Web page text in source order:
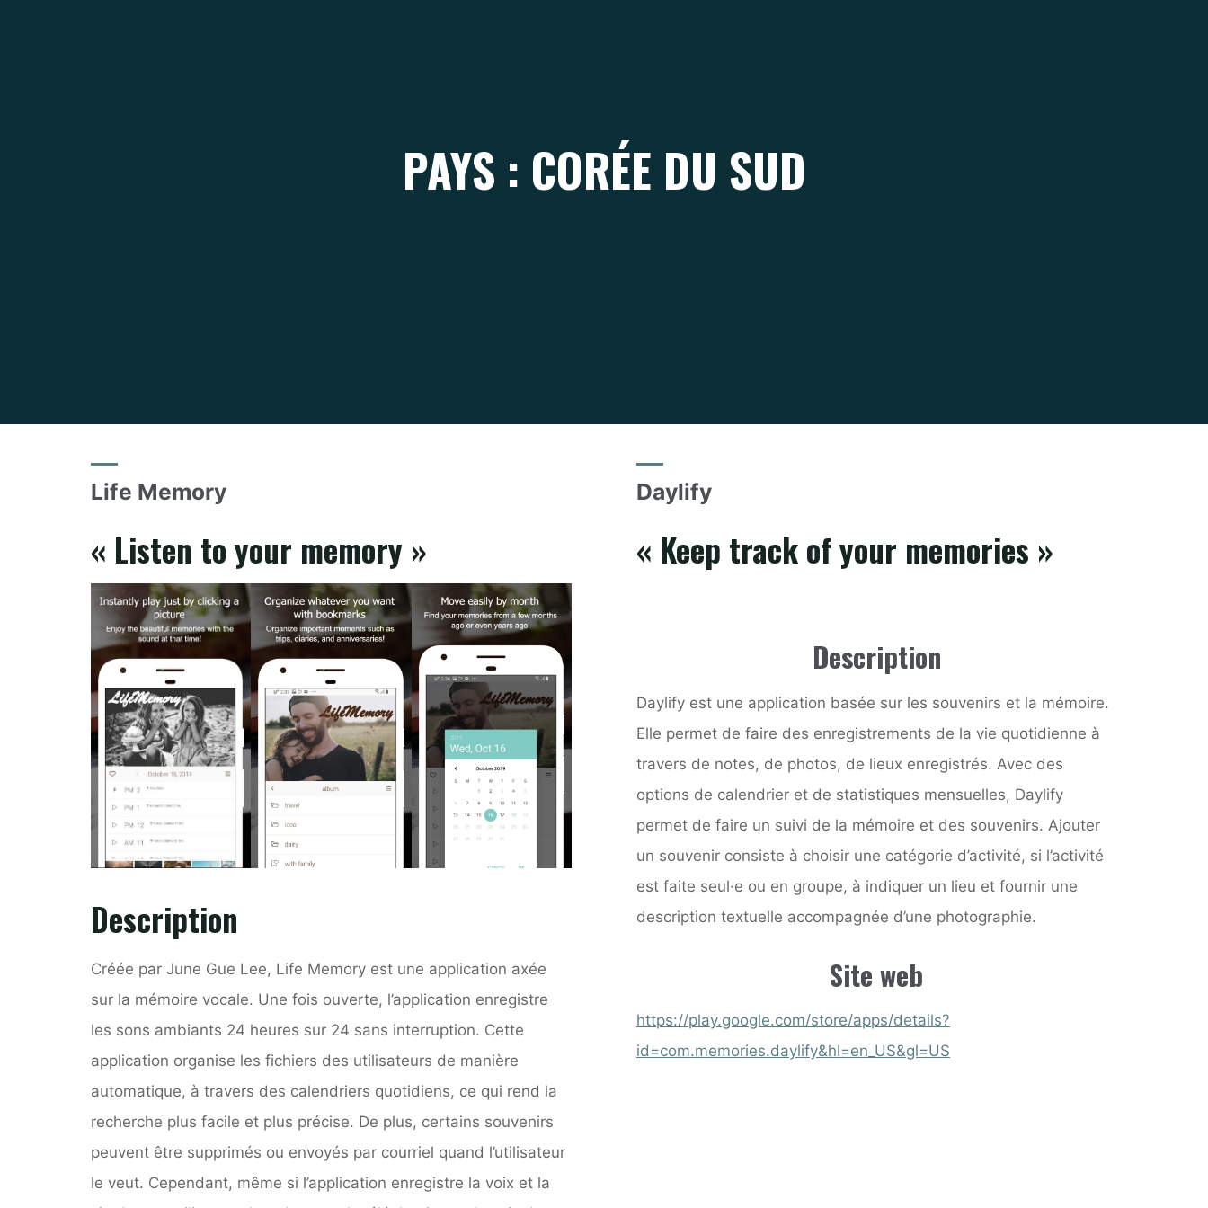
PAYS : CORÉE DU SUD
Life Memory
« Listen to your memory »
Description
Créée par June Gue Lee, Life Memory est une application axée
sur la mémoire vocale. Une fois ouverte, l’application enregistre
les sons ambiants 24 heures sur 24 sans interruption. Cette
application organise les fichiers des utilisateurs de manière
automatique, à travers des calendriers quotidiens, ce qui rend la
recherche plus facile et plus précise. De plus, certains souvenirs
peuvent être supprimés ou envoyés par courriel quand l’utilisateur
le veut. Cependant, même si l’application enregistre la voix et la
Daylify
« Keep track of your memories »
Description
Daylify est une application basée sur les souvenirs et la mémoire.
Elle permet de faire des enregistrements de la vie quotidienne à
travers de notes, de photos, de lieux enregistrés. Avec des
options de calendrier et de statistiques mensuelles, Daylify
permet de faire un suivi de la mémoire et des souvenirs. Ajouter
un souvenir consiste à choisir une catégorie d’activité, si l’activité
est faite seul·e ou en groupe, à indiquer un lieu et fournir une
description textuelle accompagnée d’une photographie.
Site web
https://play.google.com/store/apps/details?
id=com.memories.daylify&hl=en_US&gl=US